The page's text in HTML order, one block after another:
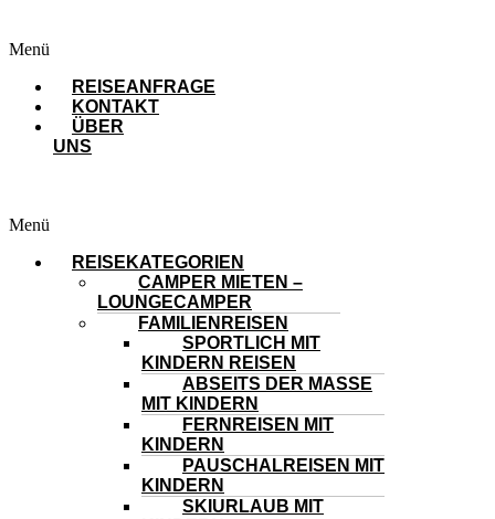
Menü
REISEANFRAGE
KONTAKT
ÜBER
UNS
Menü
REISEKATEGORIEN
CAMPER MIETEN –
LOUNGECAMPER
FAMILIENREISEN
SPORTLICH MIT
KINDERN REISEN
ABSEITS DER MASSE
MIT KINDERN
FERNREISEN MIT
KINDERN
PAUSCHALREISEN MIT
KINDERN
SKIURLAUB MIT